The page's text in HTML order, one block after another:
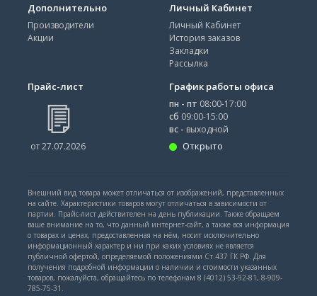
Дополнительно
Производители
Акции
Личный Кабинет
Личный Кабинет
История заказов
Закладки
Рассылка
Прайс-лист
от 27.07.2026
График работы офиса
пн - пт 08:00-17:00
сб 09:00-15:00
вс - выходной
Открыто
Внешний вид товара может отличаться от изображений, представленных
на сайте. Характеристики товаров могут отличаться в зависимости от
партии. Прайс-лист действителен на день публикации. Также обращаем
ваше внимание на то, что данный интернет-сайт, а также вся информация
о товарах и ценах, предоставленная на нём, носит исключительно
информационный характер и ни при каких условиях не является
публичной офертой, определяемой положениями Ст.437 ГК РФ. Для
получения подробной информации о наличии и стоимости указанных
товаров, пожалуйста, обращайтесь по телефонам 8 (4012) 53-92-81, 8-909-
785-75-31.